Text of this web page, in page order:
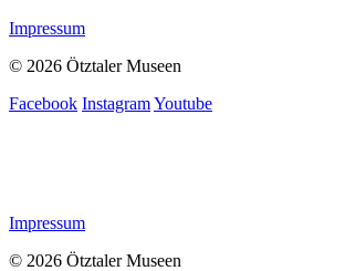
Impressum
© 2026 Ötztaler Museen
Facebook InstagramYoutube
Impressum
© 2026 Ötztaler Museen